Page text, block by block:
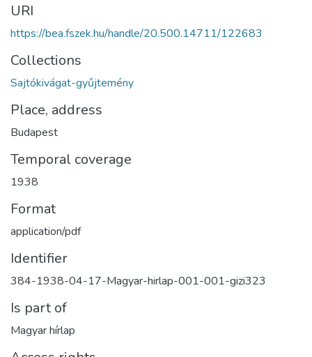
URI
https://bea.fszek.hu/handle/20.500.14711/122683
Collections
Sajtókivágat-gyűjtemény
Place, address
Budapest
Temporal coverage
1938
Format
application/pdf
Identifier
384-1938-04-17-Magyar-hirlap-001-001-gizi323
Is part of
Magyar hírlap